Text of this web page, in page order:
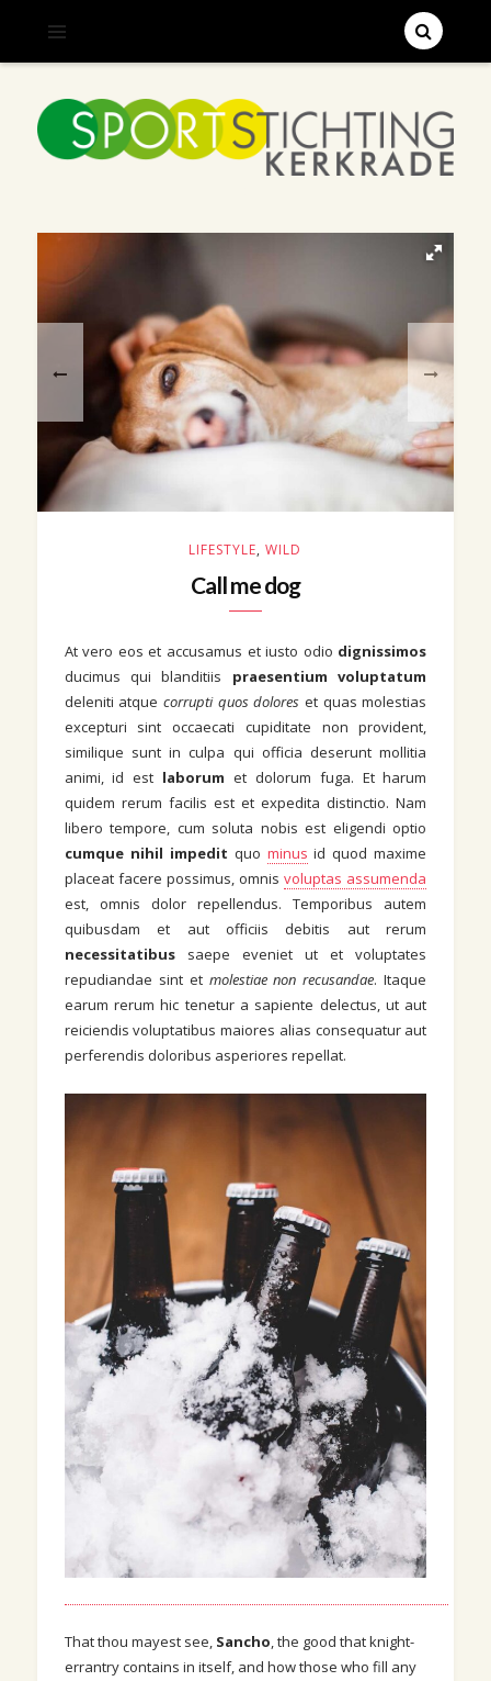
SPORTSTICHTING KERKRADE
LIFESTYLE,WILD
Call me dog
At vero eos et accusamus et iusto odio dignissimos
ducimus qui blanditiis praesentium voluptatum
deleniti atque corrupti quos dolores et quas molestias
excepturi sint occaecati cupiditate non provident,
similique sunt in culpa qui officia deserunt mollitia
animi, id est laborum et dolorum fuga. Et harum
quidem rerum facilis est et expedita distinctio. Nam
libero tempore, cum soluta nobis est eligendi optio
cumque nihil impedit quo minus id quod maxime
placeat facere possimus, omnisvoluptas assumenda
est, omnis dolor repellendus. Temporibus autem
quibusdam et aut officiis debitis aut rerum
necessitatibussaepe eveniet ut et voluptates
repudiandae sint et molestiae non recusandae. Itaque
earum rerum hic tenetur a sapiente delectus, ut aut
reiciendis voluptatibus maiores alias consequatur aut
perferendis doloribus asperiores repellat.
That thou mayest see, Sancho, the good that knight-
errantry contains in itself, and how those who fill any